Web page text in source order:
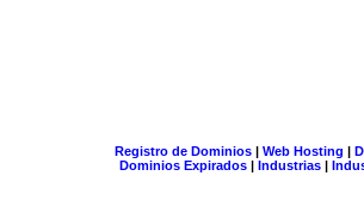
Registro de Dominios| Web Hosting |
Dominios Expirados | Industrias |